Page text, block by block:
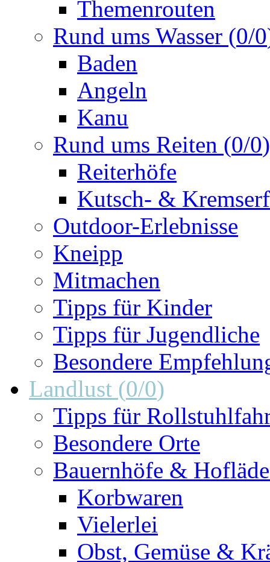
Themenrouten
Rund ums Wasser (0/0
Baden
Angeln
Kanu
Rund ums Reiten (0/0)
Reiterhöfe
Kutsch- &
Outdoor-Erlebnisse
Kneipp
Mitmachen
Tipps für Kinder
Tipps für Jugendliche
Besondere
Landlust (0/0)
Tipps für
Besondere Orte
Bauernhöfe &
Korbwaren
Vielerlei
Obst, Gemüse &